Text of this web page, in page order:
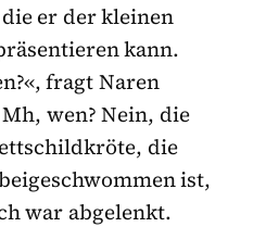
er der kleinen
kann.
fragt Naren
wen? Nein, die
die
ist,
war abgelenkt.